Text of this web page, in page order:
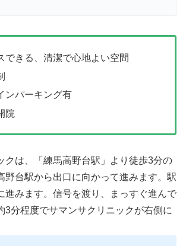
できる、清潔で心地よい空間
ンパーキング有
院
クは、「練馬高野台駅」より徒歩3分の
野台駅から出口に向かって進みます。駅
進みます。信号を渡り、まっすぐ進んで
3分程度でサマンサクリニックが右側に